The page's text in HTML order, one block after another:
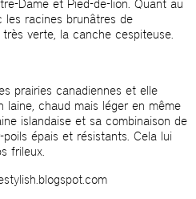
Dame et Pied-de-lion. Quant au
racines brunâtres de
verte, la canche cespiteuse.
prairies canadiennes et elle
laine, chaud mais léger en même
islandaise et sa combinaison de
épais et résistants. Cela lui
frileux.